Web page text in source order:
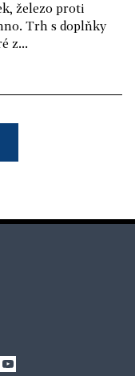
železo proti
Trh s doplňky
z...